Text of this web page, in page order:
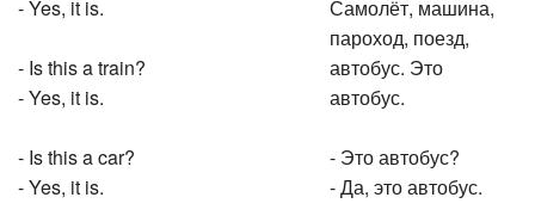
- Yes, it is.
- Is this a train?
- Yes, it is.
- Is this a car?
- Yes, it is.
Самолёт, машина,
пароход, поезд,
автобус. Это
автобус.
- Это автобус?
- Да, это автобус.